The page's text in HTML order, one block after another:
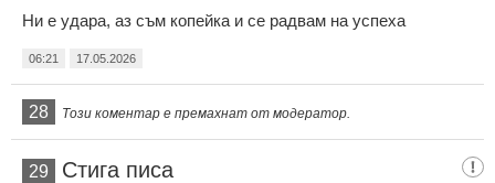
Ни е удара, аз съм копейка и се радвам на успеха
06:21 17.05.2026
28 Този коментар е премахнат от модератор.
29 Стига писа